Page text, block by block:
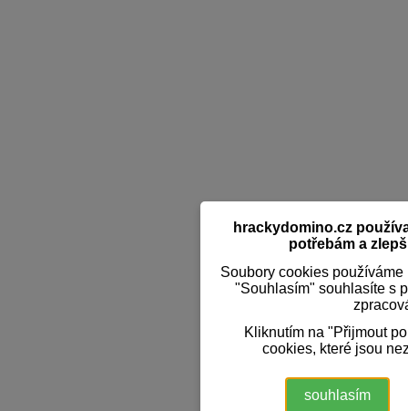
hrackydomino.cz
potřebám a
Soubory cookies
"Souhlasím" souhlasíte s
Kliknutím na "Přijmout
cookies, které jsou
souhlasím